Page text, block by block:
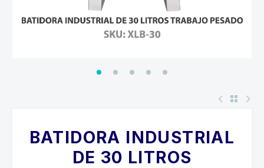
BATIDORA INDUSTRIAL
DE 30 LITROS